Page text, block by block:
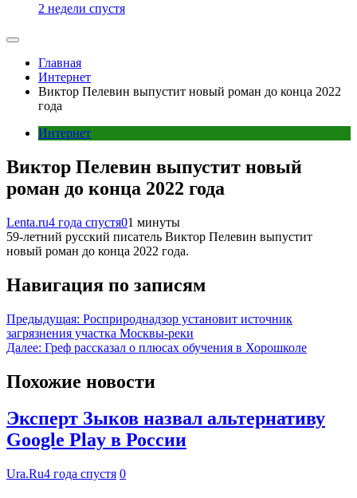
2 недели спустя
Главная
Интернет
Виктор Пелевин выпустит новый роман до конца 2022
года
Интернет
Виктор Пелевин выпустит новый
роман до конца 2022 года
Lenta.ru4 года спустя01 минуты
59-летний русский писатель Виктор Пелевин выпустит
новый роман до конца 2022 года.
Навигация по записям
Предыдущая: Росприроднадзор установит источник
загрязнения участка Москвы-реки
Далее: Греф рассказал о плюсах обучения в Хорошколе
Похожие новости
Эксперт Зыков назвал альтернативу
Google Play в России
Ura.Ru4 года спустя 0